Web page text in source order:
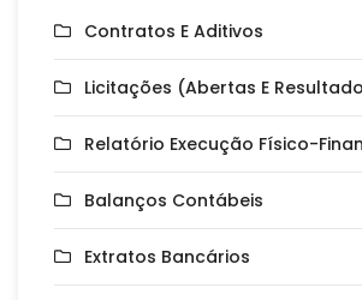
Contratos E Aditivos
Licitações (Abertas E
Relatório Execução Físico-
Balanços Contábeis
Extratos Bancários